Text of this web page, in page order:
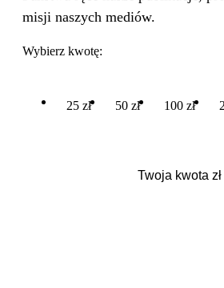
misji naszych mediów.
Wybierz kwotę:
25 zł 50 zł 100 zł